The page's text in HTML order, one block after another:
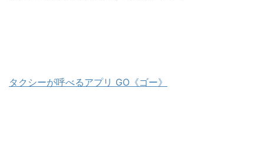
タクシーが呼べるアプリ GO《ゴー》